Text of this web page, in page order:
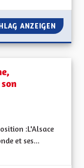
ANZEIGEN
:L'Alsace
et ses...